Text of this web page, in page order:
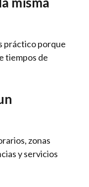
práctico porque
tiempos de
zonas
y servicios